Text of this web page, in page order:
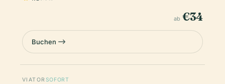
ab €34
Buchen
VIATOR SOFORT